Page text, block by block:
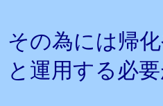
その為には帰
と運用する必要